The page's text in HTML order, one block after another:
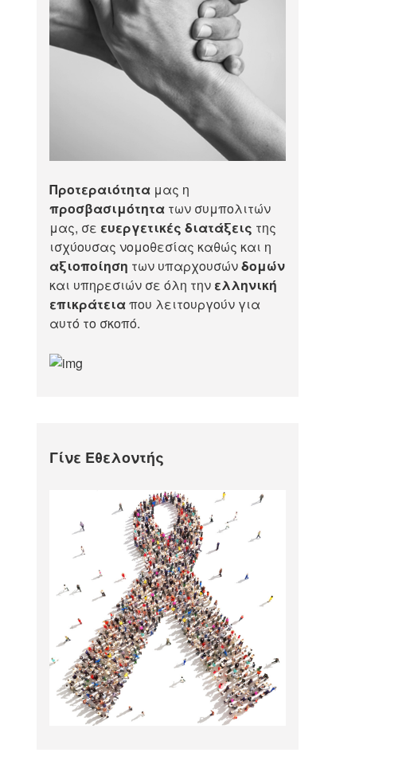
Προτεραιότητα μας η
προσβασιμότητα των συμπολιτών
μας, σε ευεργετικές διατάξεις της
ισχύουσας νομοθεσίας καθώς και η
αξιοποίηση των υπαρχουσώνδομών
και υπηρεσιών σε όλη την ελληνική
επικράτειαπου λειτουργούν για
αυτό το σκοπό.​
Γίνε Εθελοντής